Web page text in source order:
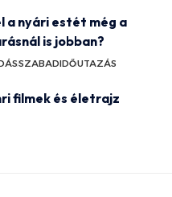
a nyári estét még a
is jobban?
SZABADIDŐUTAZÁS
filmek és életrajz